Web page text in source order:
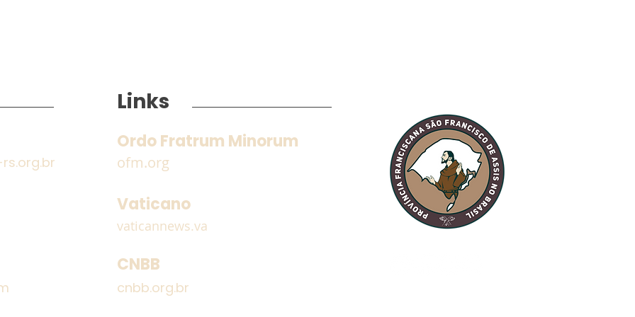
Encontro dos Frades
Guardiães e Definitório
Provincial
Estrela: Fraternidade
Irmão Sol recebe a visita
do TAU Peregrino
Links
Ordo Fratrum Minorum
ofm.org
Vaticano
vaticannews.va
CNBB
cnbb.org.br